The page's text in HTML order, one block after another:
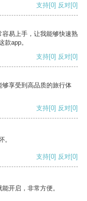
支持[0] 反对[0]
易上手，让我能够快速熟
app。
支持[0] 反对[0]
享受到高品质的旅行体
支持[0] 反对[0]
。
支持[0] 反对[0]
开启，非常方便。